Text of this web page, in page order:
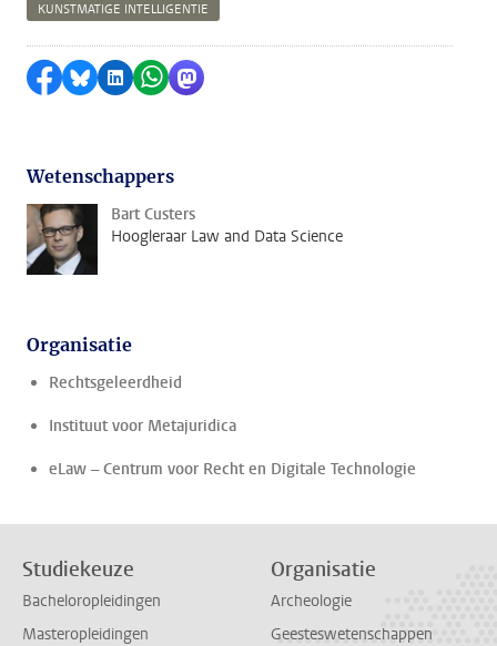
KUNSTMATIGE INTELLIGENTIE
Delen op Facebook
Delen via Bluesky
Delen op LinkedIn
Delen via WhatsApp
Delen via Mastodon
Wetenschappers
Bart Custers
Hoogleraar Law and Data Science
Organisatie
Rechtsgeleerdheid
Instituut voor Metajuridica
eLaw – Centrum voor Recht en Digitale Technologie
Studiekeuze
Bacheloropleidingen
Masteropleidingen
Organisatie
Archeologie
Geesteswetenschappen